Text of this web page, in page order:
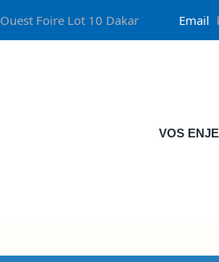
Ouest Foire Lot 10 Dakar Email
VOS